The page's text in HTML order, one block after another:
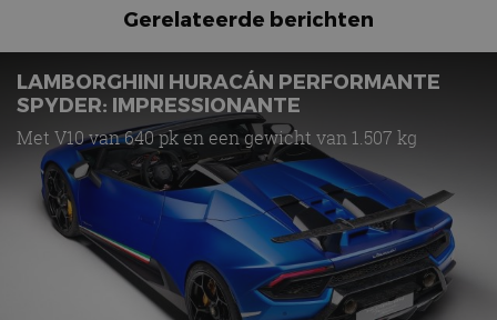
Gerelateerde berichten
LAMBORGHINI HURACÁN PERFORMANTE
SPYDER: IMPRESSIONANTE
Met V10 van 640 pk en een gewicht van 1.507 kg